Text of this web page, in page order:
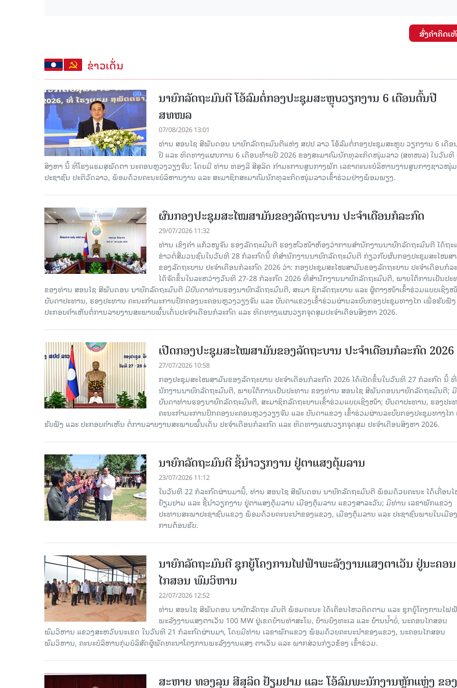
ສົ່ງຄໍາຄິດເ
ຂ່າວເດັ່ນ
ນາຍົກລັດຖະມົນຕີ ໂອ້ລົມຕໍ່ກອງປະຊຸມສະຫຼຸບວຽກງານ 6 ເດືອນຕົ້ນປີ
ສທໜລ
07/08/2026 13:01
ທ່ານ ສອນໄຊ ສີພັນດອນ ນາຍົກລັດຖະມົນຕີແຫ່ງ ສປປ ລາວ ໂອ້ລົມຕໍ່ກອງປະຊຸມສະຫຼຸບ ວຽກງານ 6 ເດືອ
ປີ ແລະ ທິດທາງແຜນການ 6 ເດືອນທ້າຍປີ 2026 ຂອງສະມາຄົມນັກທຸລະກິດໜຸ່ມລາວ (ສທໜລ) ໃນວັນທີ
ສິງຫາ ນີ້ ທີ່ໂຮງແຮມສຸພັດຕາ ນະຄອນຫຼວງວຽງຈັນ: ໂດຍມີ ທ່ານ ທອງລີ ສີສຸລິດ ກໍາມະການສູນກາງພັກ ເລຂາຄະນະບໍລິຫານງານສູນກາງຊາວໜຸ່ມ
ປະຊາຊົນ ປະຕິວັດລາວ, ພ້ອມດ້ວຍຄະນະບໍລິຫານງານ ແລະ ສະມາຊິກສະມາຄົມນັກທຸລະກິດໜຸ່ມລາວເຂົ້າຮ່ວມຢ່າງພ້ອມພຽງ.
ຜົນກອງປະຊຸມສະໄໝສາມັນຂອງລັດຖະບານ ປະຈຳເດືອນກໍລະກົດ
29/07/2026 11:32
ທ່ານ ເຂິງຄໍາ ແກ້ວໜູຈັນ ຮອງລັດຖະມົນຕີ ຮອງຫົວໜ້າຫ້ອງວ່າການສໍານັກງານນາຍົກລັດຖະມົນຕີ ໄດ້ຖະ
ຂ່າວຕໍ່ສື່ມວນຊົນໃນວັນທີ 28 ກໍລະກົດນີ້ ທີ່ສໍານັກງານນາຍົກລັດຖະມົນຕີ ກ່ຽວກັບຜົນກອງປະຊຸມສະໄໝສ
ຂອງລັດຖະບານ ປະຈຳເດືອນກໍລະກົດ 2026 ວ່າ: ກອງປະຊຸມສະໄໝສາມັນຂອງລັດຖະບານ ປະຈຳເດືອນກໍລ
ໄດ້ຈັດຂຶ້ນໃນລະຫວ່າງວັນທີ 27-28 ກໍລະກົດ 2026 ທີ່ສໍານັກງານນາຍົກລັດຖະມົນຕີ, ພາຍໃຕ້ການເປັນປະ
ຂອງທ່ານ ສອນໄຊ ສີພັນດອນ ນາຍົກລັດຖະມົນຕີ ມີບັນດາທ່ານຮອງນາຍົກລັດຖະມົນຕີ, ສະມາ ຊິກລັດຖະບານ ແລະ ຜູ້ຕາງໜ້າເຂົ້າຮ່ວມແບບເຊິ່ງ
ບັນດາປະທານ, ຮອງປະທານ ຄະນະກຳມະການປົກຄອງນະຄອນຫຼວງວຽງຈັນ ແລະ ບັນດາແຂວງເຂົ້າຮ່ວມຜ່ານລະບົບກອງປະຊຸມທາງໄກ ເພື່ອຮັບຟັ
ປະກອບຄຳເຫັນຕໍ່ການລາຍງານສະພາບພົ້ນເດັ່ນປະຈຳເດືອນກໍລະກົດ ແລະ ທິດທາງແຜນວຽກຈຸດສຸມປະຈຳເດືອນສິງຫາ 2026.
ເປີດກອງປະຊຸມສະໄໝສາມັນຂອງລັດຖະບານ ປະຈໍາເດືອນກໍລະກົດ 2026
27/07/2026 10:58
ກອງປະຊຸມສະໄໝສາມັນຂອງລັດຖະບານ ປະຈຳເດືອນກໍລະກົດ 2026 ໄດ້ເປີດຂຶ້ນໃນວັນທີ 27 ກໍລະກົດ ນີ້
ນັກງານນາຍົກລັດຖະມົນຕີ, ພາຍໃຕ້ການເປັນປະທານ ຂອງທ່ານ ສອນໄຊ ສີພັນດອນນາຍົກລັດຖະມົນຕີ; ມີ
ບັນດາທ່ານຮອງນາຍົກລັດຖະມົນຕີ, ສະມາຊິກລັດຖະບານເຂົ້າ​ຮ່ວມ​ແບບ​ເຊິ່ງ​ໜ້າ; ບັນດາປະທານ, ຮອງປະ
ຄະນະກຳມະການປົກຄອງນະຄອນຫຼວງວຽງຈັນ ແລະ ບັນດາແຂວງ ເຂົ້າຮ່ວມຜ່ານລະບົບກອງປະຊຸມທາງໄກ
ຮັບຟັງ ແລະ ປະກອບຄຳເຫັນ ຕໍ່ການລາຍງານສະພາບພົ້ນເດັ່ນ ປະຈຳເດືອນກໍລະກົດ ແລະ ທິດທາງແຜນວຽກຈຸດສຸມ ປະຈຳເດືອນສິງຫາ 2026.
ນາຍົກລັດຖະມົນຕີ ຊີ້ນຳວຽກງານ ຢູ່ຕາແສງຕຸ້ມລານ
23/07/2026 11:12
ໃນວັນທີ 22 ກໍລະກົດຜ່ານມານີ້, ທ່ານ ສອນໄຊ ສີພັນດອນ ນາຍົກລັດຖະມົນຕີ ພ້ອມດ້ວຍຄະນະ ໄດ້ເຄື່ອນ
ຢ້ຽມຢາມ ແລະ ຊີ້ນໍາວຽກງານ ຢູ່ຕາແສງຕຸ້ມລານ ເມືອງຕຸ້ມລານ ແຂວງສາລະວັນ; ມີທ່ານ ເລຂາພັກແຂວງ
ປະທານສະພາປະຊາຊົນແຂວງ ພ້ອມດ້ວຍຄະນະນຳຂອງແຂວງ, ເມືອງຕຸ້ມລານ ແລະ ປະຊາຊົນພາຍໃນເມືອ
ການຕ້ອນຮັບ.
ນາຍົກລັດຖະມົນຕີ ຊຸກຍູ້ໂຄງການໄຟຟ້າພະລັງງານແສງຕາເວັນ ຢູ່ນະຄອນ
ໄກສອນ ພົມວິຫານ
22/07/2026 12:52
ທ່ານ ສອນໄຊ ສີພັນດອນ ນາຍົກລັດຖະ ມົນຕີ ພ້ອມຄະນະ ໄດ້ເຄື່ອນໄຫວຕິດຕາມ ແລະ ຊຸກຍູ້ໂຄງການໄຟ
ພະລັງງານແສງຕາເວັນ 100 MW ຢູ່ເຂດບ້ານທ່າສະໂນ, ບ້ານບຶງທະເລ ແລະ ບ້ານນໍ້າບໍ່, ນະຄອນໄກສອນ
ພົມວິຫານ ແຂວງສະຫວັນນະເຂດ ໃນ​ວັນ​ທີ 21 ກໍ​ລະ​ກົດ​ຜ່ານ​ມາ, ໂດຍມີທ່ານ ເລຂາພັກແຂວງ ພ້ອມດ້ວຍຄະນະນຳຂອງແຂວງ, ນະຄອນໄກສອນ
ພົມວິຫານ, ຄະນະບໍລິຫານກຸ່ມບໍລິສັດຜູ້ພັດທະນາໂຄງການພະລັງງານແສງ ຕາເວັນ ແລະ ພາກສ່ວນກ່ຽວຂ້ອງ ເຂົ້າຮ່ວມ.
ສະຫາຍ ທອງລຸນ ສີສຸລິດ ຢ້ຽມຢາມ ແລະ ໂອ້ລົມພະນັກງານຫຼັກແຫຼ່ງ ຂອງ